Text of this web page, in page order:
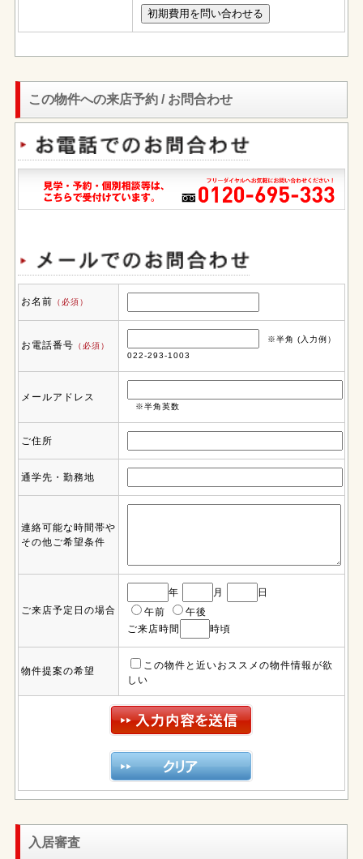
この物件への来店予約 / お問合わせ
お名前 （必須）
お電話番号 （必須）
※半角 (入力例）
022-293-1003
メールアドレス
※半角英数
ご住所
通学先・勤務地
連絡可能な時間帯や
その他ご希望条件
ご来店予定日の場合
年 月
日
午前
午後
ご来店時間
時頃
物件提案の希望
この物件と近いおススメの物件情報が欲
しい
入居審査